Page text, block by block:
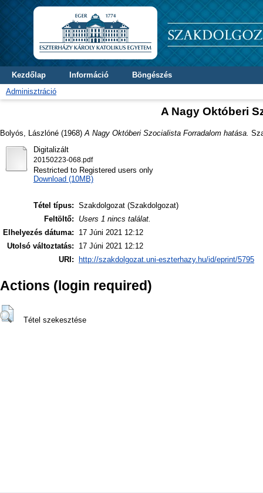
Kezdőlap Információ
Böngészés
Adminisztráció
A Nagy Októberi
Bolyós, Lászlóné (1968) A Nagy Októberi Szocialista Forradalom hatása.
Digitalizált
20150223-068.pdf
Restricted to Registered users only
Download (10MB)
Tétel típus: Szakdolgozat (Szakdolgozat)
Feltöltő:
Users 1 nincs találat.
Elhelyezés dátuma:
17 Júni 2021 12:12
Utolsó változtatás:
17 Júni 2021 12:12
URI:
http://szakdolgozat.uni-eszterhazy.hu/id/eprint/5795
Actions (login required)
Tétel szekesztése